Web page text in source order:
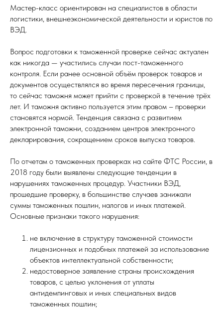
Мастер-класс ориентирован на специалистов в области
логистики, внешнеэкономической деятельности и юристов по
ВЭД.
Вопрос подготовки к таможенной проверке сейчас актуален
как никогда — участились случаи пост-таможенного
контроля. Если ранее основной объём проверок товаров и
документов осуществлялся во время пересечения границы,
то сейчас таможня может прийти с проверкой в течение трёх
лет. И таможня активно пользуется этим правом – проверки
становятся нормой. Тенденция связана с развитием
электронной таможни, созданием центров электронного
декларирования, сокращением сроков выпуска товаров.
По отчетам о таможенных проверках на сайте ФТС России, в
2018 году были выявлены следующие тенденции в
нарушениях таможенных процедур. Участники ВЭД,
прошедшие проверку, в большинстве случаев занижали
суммы таможенных пошлин, налогов и иных платежей.
Основные признаки такого нарушения:
не включение в структуру таможенной стоимости
лицензионных и подобных платежей за использование
объектов интеллектуальной собственности;
недостоверное заявление страны происхождения
товаров, с целью уклонения от уплаты
антидемпинговых и иных специальных видов
таможенных пошлин;